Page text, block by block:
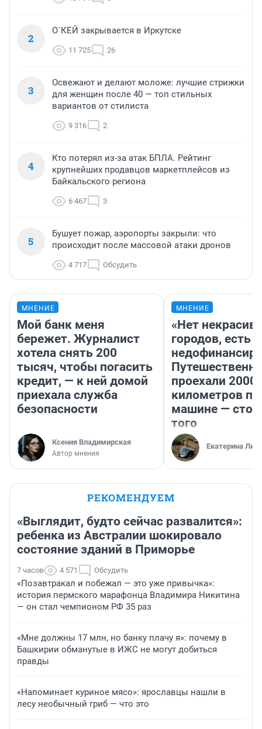
2
О`КЕЙ закрывается в Иркутске
11 725 26
3
Освежают и делают моложе: лучшие стрижки
для женщин после 40 — топ стильных
вариантов от стилиста
9 316 2
4
Кто потерял из-за атак БПЛА. Рейтинг
крупнейших продавцов маркетплейсов из
Байкальского региона
6 467 3
5
Бушует пожар, аэропорты закрыли: что
происходит после массовой атаки дронов
4 717 Обсудить
МНЕНИЕ
Мой банк меня
бережет. Журналист
хотела снять 200
тысяч, чтобы погасить
кредит, — к ней домой
приехала служба
безопасности
Ксения Владимирская
Автор мнения
МНЕНИЕ
«Нет
городов, есть
проехали 2000
километров по
машине —
того
Екатерина
РЕКОМЕНДУЕМ
«Выглядит, будто сейчас развалится»:
ребенка из Австралии шокировало
состояние зданий в Приморье
7 часов 4 571 Обсудить
«Позавтракал и побежал — это уже привычка»:
история пермского марафонца Владимира Никитина
— он стал чемпионом РФ 35 раз
«Мне должны 17 млн, но банку плачу я»: почему в
Башкирии обманутые в ИЖС не могут добиться
правды
«Напоминает куриное мясо»: ярославцы нашли в
лесу необычный гриб — что это